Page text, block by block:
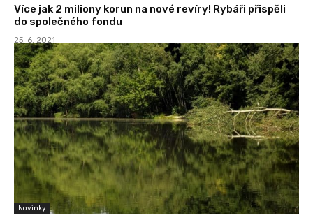
Více jak 2 miliony korun na nové revíry! Rybáři přispěli
do společného fondu
25. 6. 2021
Novinky